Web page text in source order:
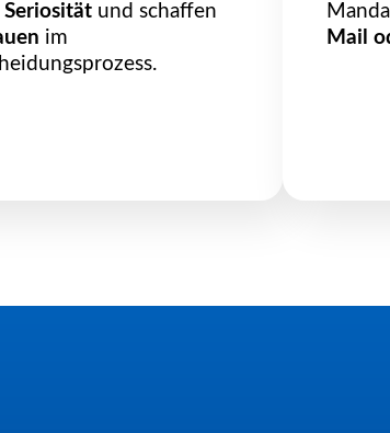
Seriositätund schaffen
im
Mail